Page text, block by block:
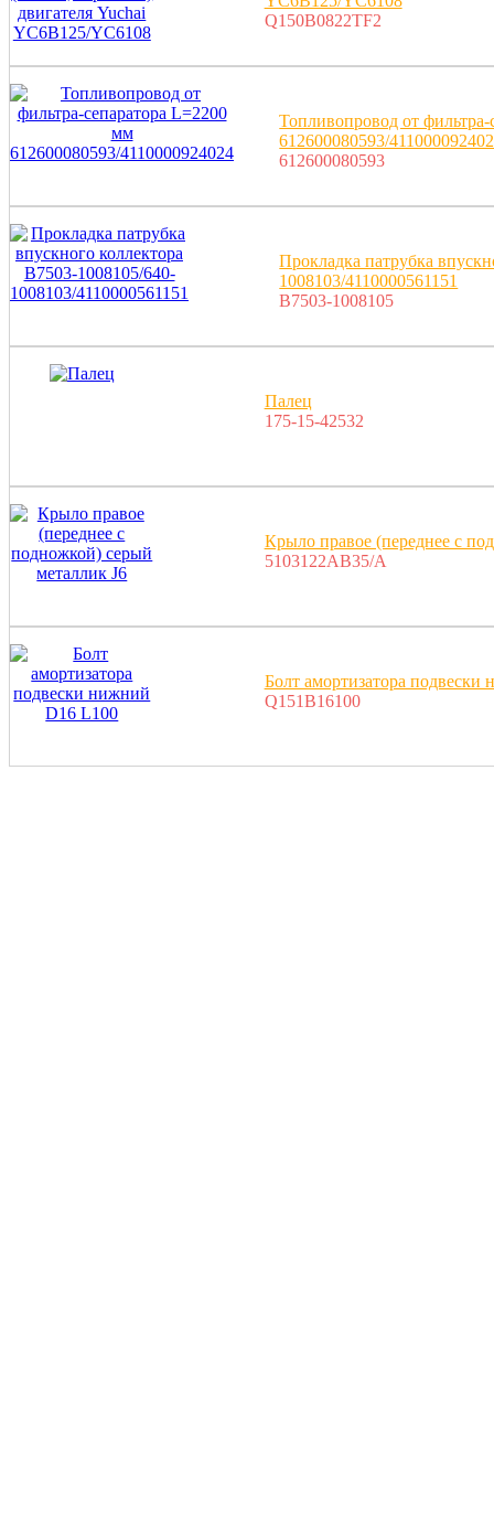
Q150B0822TF2
Топливопровод от
612600080593/
612600080593
Прокладка патрубка
1008103/4110000561151
B7503-1008105
Палец
175-15-42532
Крыло правое (переднее с
5103122AB35/A
Болт амортизатора
Q151B16100